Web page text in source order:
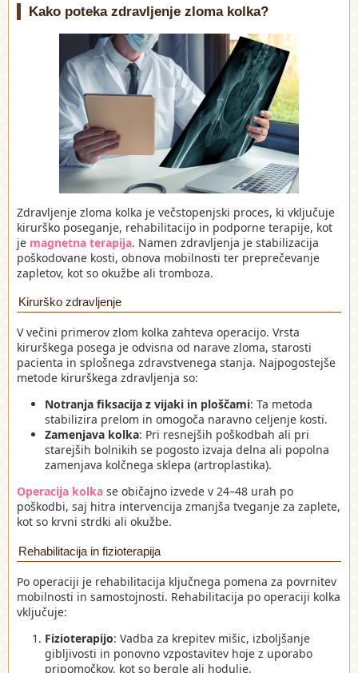
Kako poteka zdravljenje zloma kolka?
Zdravljenje zloma kolka je večstopenjski proces, ki vključuje
kirurško poseganje, rehabilitacijo in podporne terapije, kot
je magnetna terapija. Namen zdravljenja je stabilizacija
poškodovane kosti, obnova mobilnosti ter preprečevanje
zapletov, kot so okužbe ali tromboza.
Kirurško zdravljenje
V večini primerov zlom kolka zahteva operacijo. Vrsta
kirurškega posega je odvisna od narave zloma, starosti
pacienta in splošnega zdravstvenega stanja. Najpogostejše
metode kirurškega zdravljenja so:
Notranja fiksacija z vijaki in ploščami: Ta metoda
stabilizira prelom in omogoča naravno celjenje kosti.
Zamenjava kolka: Pri resnejših poškodbah ali pri
starejših bolnikih se pogosto izvaja delna ali popolna
zamenjava kolčnega sklepa (artroplastika).
Operacija kolka se običajno izvede v 24–48 urah po
poškodbi, saj hitra intervencija zmanjša tveganje za zaplete,
kot so krvni strdki ali okužbe.
Rehabilitacija in fizioterapija
Po operaciji je rehabilitacija ključnega pomena za povrnitev
mobilnosti in samostojnosti. Rehabilitacija po operaciji kolka
vključuje:
Fizioterapijo: Vadba za krepitev mišic, izboljšanje
gibljivosti in ponovno vzpostavitev hoje z uporabo
pripomočkov, kot so bergle ali hodulje.